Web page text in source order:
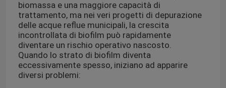
biomassa e una maggiore capacità di
trattamento, ma nei veri progetti di depurazione
delle acque reflue municipali, la crescita
incontrollata di biofilm può rapidamente
diventare un rischio operativo nascosto.
Quando lo strato di biofilm diventa
eccessivamente spesso, iniziano ad apparire
diversi problemi: